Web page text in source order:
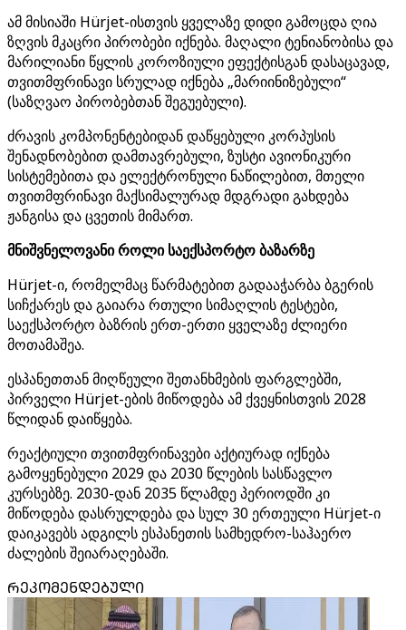
ამ მისიაში Hürjet-ისთვის ყველაზე დიდი გამოცდა ღია
ზღვის მკაცრი პირობები იქნება. მაღალი ტენიანობისა და
მარილიანი წყლის კოროზიული ეფექტისგან დასაცავად,
თვითმფრინავი სრულად იქნება „მარიინიზებული“
(საზღვაო პირობებთან შეგუებული).
ძრავის კომპონენტებიდან დაწყებული კორპუსის
შენადნობებით დამთავრებული, ზუსტი ავიონიკური
სისტემებითა და ელექტრონული ნაწილებით, მთელი
თვითმფრინავი მაქსიმალურად მდგრადი გახდება
ჟანგისა და ცვეთის მიმართ.
მნიშვნელოვანი როლი საექსპორტო ბაზარზე
Hürjet-ი, რომელმაც წარმატებით გადააჭარბა ბგერის
სიჩქარეს და გაიარა რთული სიმაღლის ტესტები,
საექსპორტო ბაზრის ერთ-ერთი ყველაზე ძლიერი
მოთამაშეა.
ესპანეთთან მიღწეული შეთანხმების ფარგლებში,
პირველი Hürjet-ების მიწოდება ამ ქვეყნისთვის 2028
წლიდან დაიწყება.
რეაქტიული თვითმფრინავები აქტიურად იქნება
გამოყენებული 2029 და 2030 წლების სასწავლო
კურსებზე. 2030-დან 2035 წლამდე პერიოდში კი
მიწოდება დასრულდება და სულ 30 ერთეული Hürjet-ი
დაიკავებს ადგილს ესპანეთის სამხედრო-საჰაერო
ძალების შეიარაღებაში.
ᲠᲔᲙᲝᲛᲔᲜᲓᲔᲑᲣᲚᲘ